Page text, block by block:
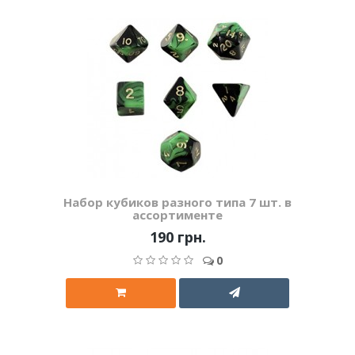
Набор кубиков разного типа 7 шт. в
ассортименте
190 грн.
0